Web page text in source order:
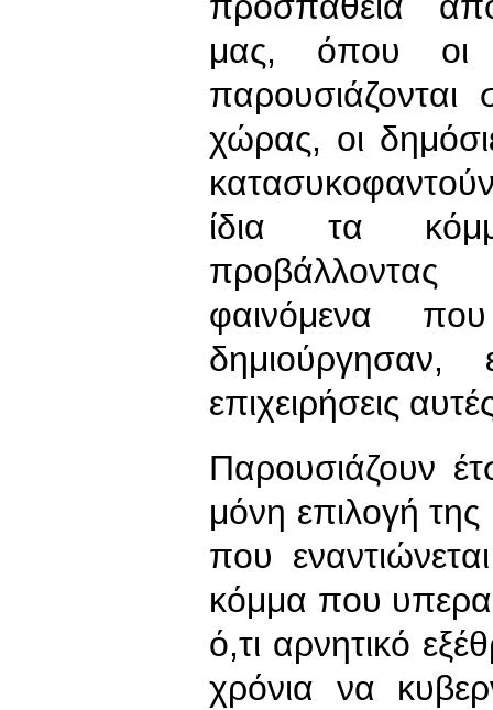
μας, όπου οι
χώρας, οι
ίδια τα
προβάλλοντας
φαινόμενα
δημιούργησαν,
επιχειρήσεις
Παρουσιάζουν
μόνη επιλογή
που
κόμμα που
ό,τι αρνητικό
χρόνια να